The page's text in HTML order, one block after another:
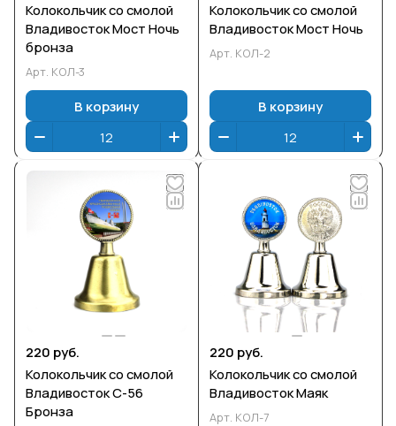
Колокольчик со смолой
Владивосток Мост Ночь
бронза
Арт. КОЛ-3
В корзину
Колокольчик со смолой
Владивосток Мост Ночь
Арт. КОЛ-2
В корзину
220 руб.
Колокольчик со смолой
Владивосток С-56
Бронза
220 руб.
Колокольчик со смолой
Владивосток Маяк
Арт. КОЛ-7